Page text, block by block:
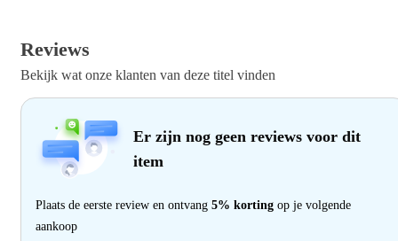
Reviews
Bekijk wat onze klanten van deze titel vinden
Er zijn nog geen reviews voor dit
item
Plaats de eerste review en ontvang 5% korting op je volgende
aankoop